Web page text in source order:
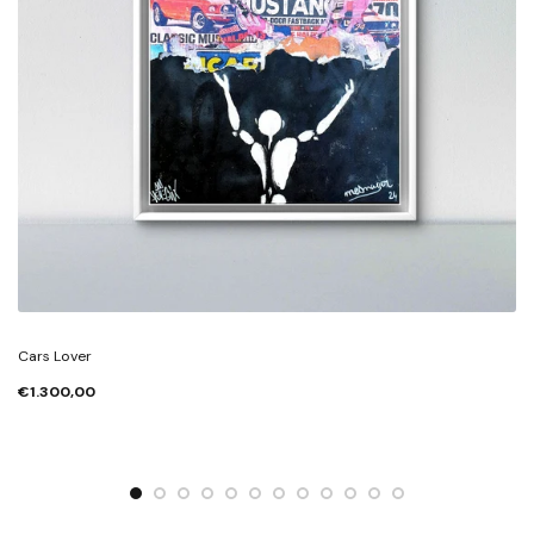
Cars Lover
€1.300,00